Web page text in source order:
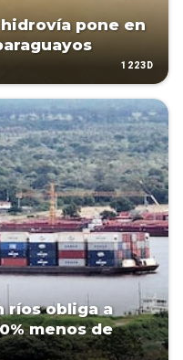
pone en
1223D
ríos obliga a
menos de